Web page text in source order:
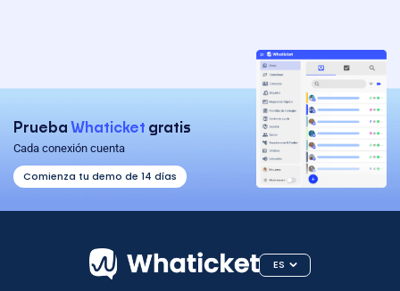
Prueba Whaticket gratis
Cada conexión cuenta
Comienza tu demo de 14 días
ES